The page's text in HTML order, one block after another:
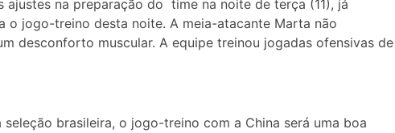
ajustes na preparação do time na noite de terça (11), já
o jogo-treino desta noite. A meia-atacante Marta não
desconforto muscular. A equipe treinou jogadas ofensivas de
brasileira, o jogo-treino com a China será uma boa